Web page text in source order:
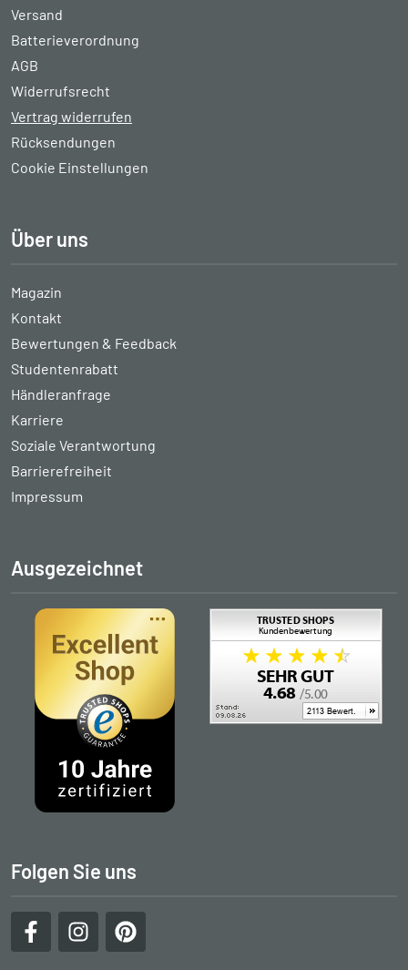
Versand
Batterieverordnung
AGB
Widerrufsrecht
Vertrag widerrufen
Rücksendungen
Cookie Einstellungen
Über uns
Magazin
Kontakt
Bewertungen & Feedback
Studentenrabatt
Händleranfrage
Karriere
Soziale Verantwortung
Barrierefreiheit
Impressum
Ausgezeichnet
Folgen Sie uns